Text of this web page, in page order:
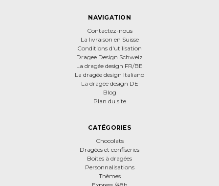
NAVIGATION
Contactez-nous
La livraison en Suisse
Conditions d'utilisation
Dragee Design Schweiz
La dragée design FR/BE
La dragée design Italiano
La dragée design DE
Blog
Plan du site
CATÉGORIES
Chocolats
Dragées et confiseries
Boîtes à dragées
Personnalisations
Thèmes